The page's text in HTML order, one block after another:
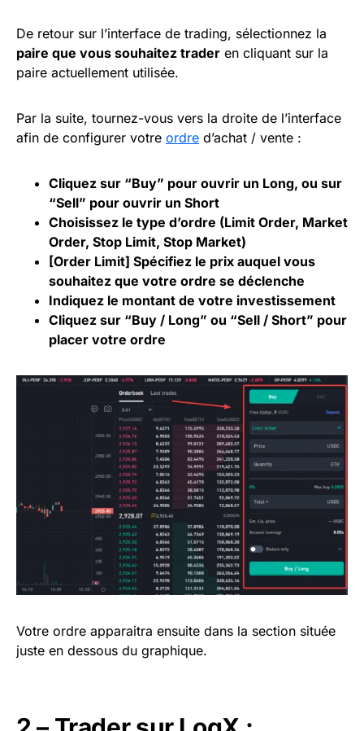
De retour sur l’interface de trading, sélectionnez la
paire que vous souhaitez trader en cliquant sur la
paire actuellement utilisée.
Par la suite, tournez-vous vers la droite de l’interface
afin de configurer votre ordre d’achat / vente :
Cliquez sur “Buy” pour ouvrir un Long, ou sur
“Sell” pour ouvrir un Short
Choisissez le type d’ordre (Limit Order, Market
Order, Stop Limit, Stop Market)
[Order Limit] Spécifiez le prix auquel vous
souhaitez que votre ordre se déclenche
Indiquez le montant de votre investissement
Cliquez sur “Buy / Long” ou “Sell / Short” pour
placer votre ordre
Votre ordre apparaitra ensuite dans la section située
juste en dessous du graphique.